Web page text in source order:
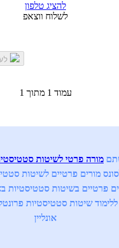
להציג טלפון
לשלוח ווצאפ
עמוד 1 מתוך 1
מורה פרטי לשיטות
מורים פרטיים לשיטות
פרטיים בשיטות סטטיסטיות
שיטות סטטיסטיות
אונליין